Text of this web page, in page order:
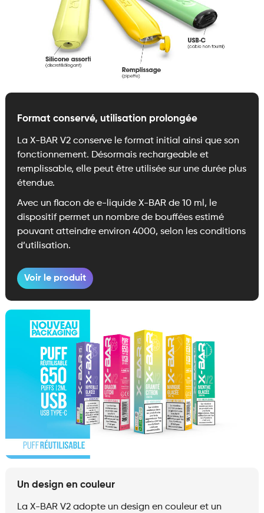
Format conservé, utilisation prolongée
La X-BAR V2 conserve le format initial ainsi que son
fonctionnement. Désormais rechargeable et
remplissable, elle peut être utilisée sur une durée plus
étendue.
Avec un flacon de e-liquide X-BAR de 10 ml, le
dispositif permet un nombre de bouffées estimé
pouvant atteindre environ 4000, selon les conditions
d’utilisation.
Voir le produit
Un design en couleur
La X-BAR V2 adopte un design en couleur et un